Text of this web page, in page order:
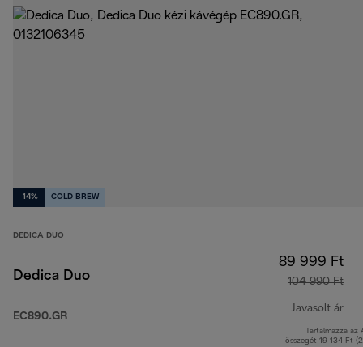
-14% COLD BREW
DEDICA DUO
Dedica Duo
EC890.GR
89 999 Ft
104 990 Ft
Javasolt ár
Tartalmazza az
összegét 19 134 Ft